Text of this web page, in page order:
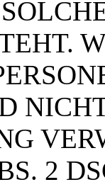
2